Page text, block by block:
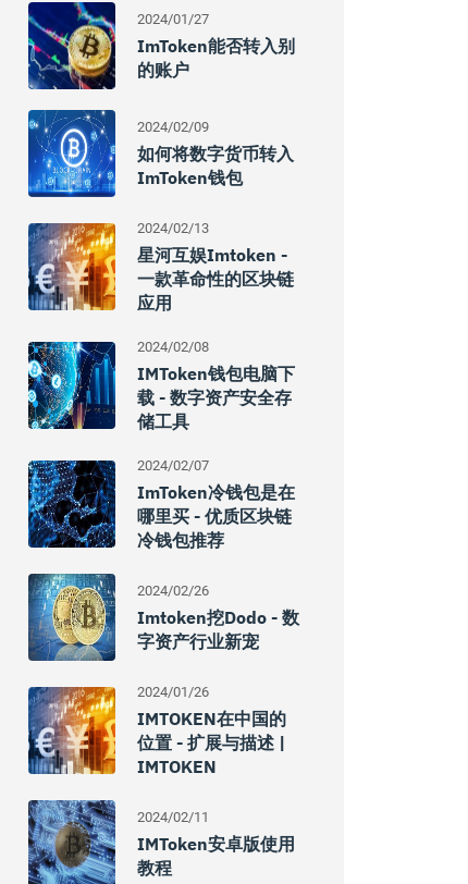
2024/01/27
ImToken能否转入别
的账户
2024/02/09
如何将数字货币转入
ImToken钱包
2024/02/13
星河互娱imtoken -
一款革命性的区块链
应用
2024/02/08
IMToken钱包电脑下
载 - 数字资产安全存
储工具
2024/02/07
ImToken冷钱包是在
哪里买 - 优质区块链
冷钱包推荐
2024/02/26
Imtoken挖dodo - 数
字资产行业新宠
2024/01/26
IMTOKEN在中国的
位置 - 扩展与描述 |
IMTOKEN
2024/02/11
IMToken安卓版使用
教程